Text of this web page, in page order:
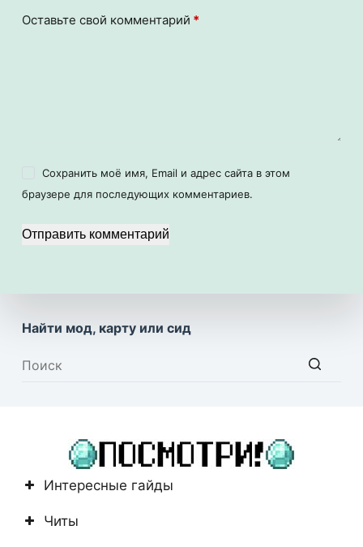
Оставьте свой комментарий *
Сохранить моё имя, Email и адрес сайта в этом
браузере для последующих комментариев.
Отправить комментарий
Найти мод, карту или сид
Интересные гайды
Читы